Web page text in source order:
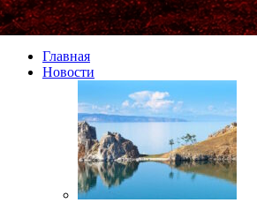
Главная
Новости